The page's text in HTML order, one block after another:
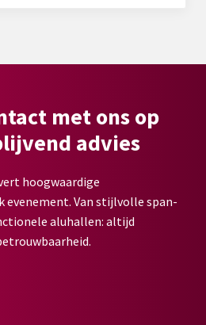
met ons op
advies
hoogwaardige
Van stijlvolle span-
aluhallen: altijd